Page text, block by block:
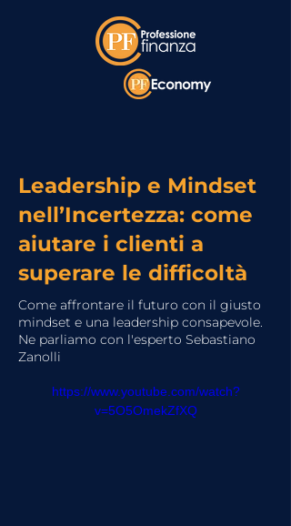
Leadership e Mindset
nell’Incertezza: come
aiutare i clienti a
superare le difficoltà
Come affrontare il futuro con il giusto
mindset e una leadership consapevole.
Ne parliamo con l'esperto Sebastiano
Zanolli
https://www.youtube.com/watch?
v=5O5OmekZfXQ